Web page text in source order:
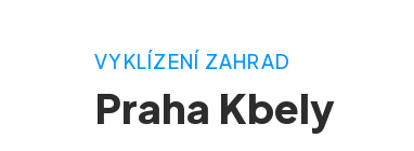
VYKLÍZENÍ ZAHRAD
Praha Kbely